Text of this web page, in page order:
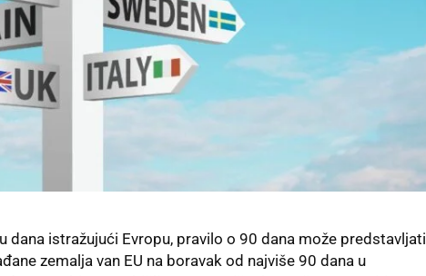
dana istražujući Evropu, pravilo o 90 dana može predstavljati
zemalja van EU na boravak od najviše 90 dana u